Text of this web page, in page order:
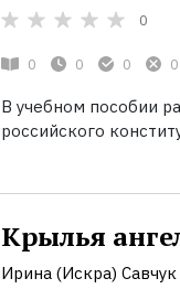
0
0 0 0 0
В учебном пособии
российского
Крылья
Ирина (Искра) Савчук